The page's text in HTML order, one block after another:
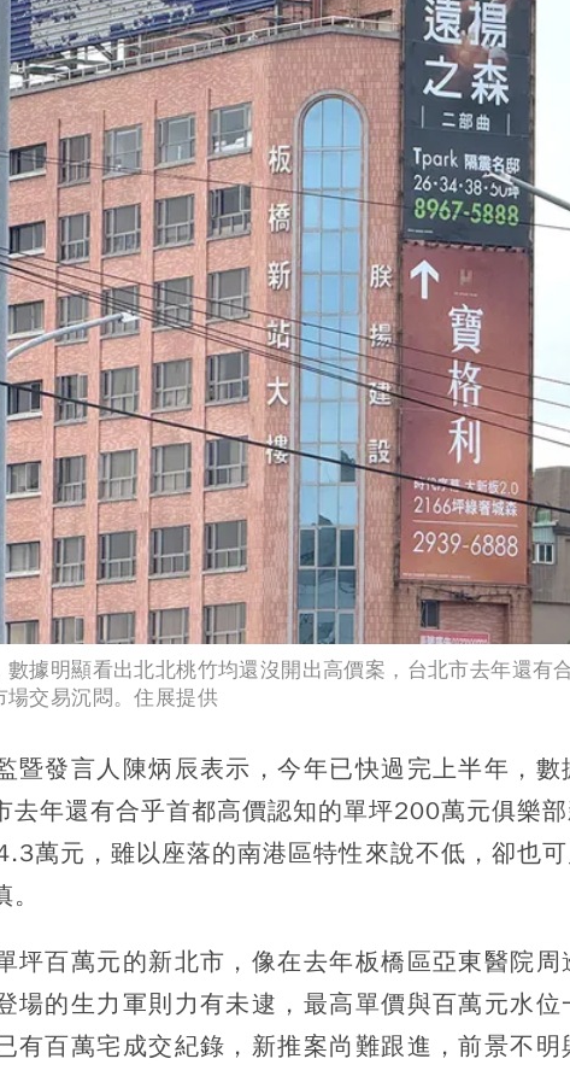
據明顯看出北北桃竹均還沒開出高價案，台北市去年還有
交易沉悶。住展提供
暨發言人陳炳辰表示，今年已快過完上半年，
去年還有合乎首都高價認知的單坪200萬元俱樂
萬元，雖以座落的南港區特性來說不低，卻也
坪百萬元的新北市，像在去年板橋區亞東醫院
場的生力軍則力有未逮，最高單價與百萬元水
有百萬宅成交紀錄，新推案尚難跟進，前景不